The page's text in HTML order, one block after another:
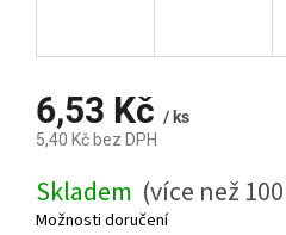
6,53 Kč / ks
5,40 Kč bez DPH
cena:
Skladem (více než
Možnosti doručení